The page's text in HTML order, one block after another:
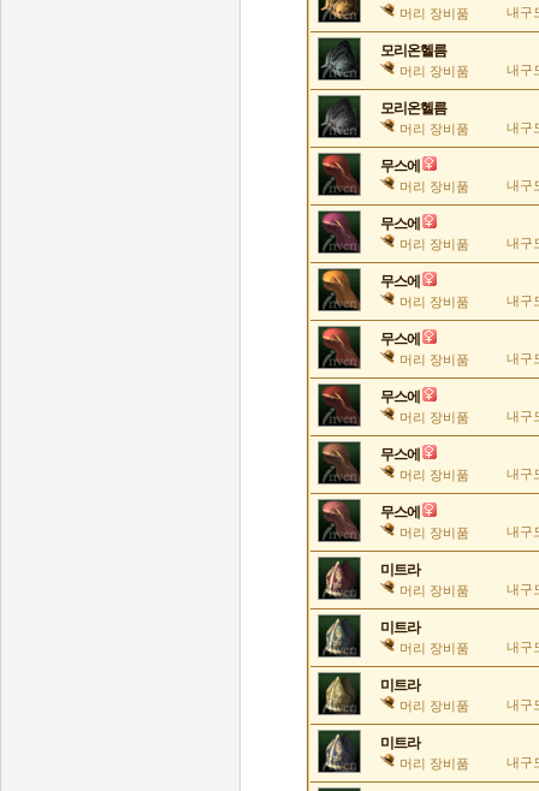
머리 장비품 내구
모리온헬름
머리 장비품 내구
모리온헬름
머리 장비품 내구
무스에
머리 장비품 내구
무스에
머리 장비품 내구
무스에
머리 장비품 내구
무스에
머리 장비품 내구
무스에
머리 장비품 내구
무스에
머리 장비품 내구
무스에
머리 장비품 내구
미트라
머리 장비품 내구
미트라
머리 장비품 내구
미트라
머리 장비품 내구
미트라
머리 장비품 내구